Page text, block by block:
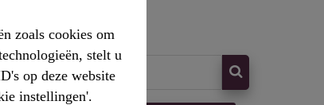
zoals cookies om
stelt u
op deze website
instellingen'.